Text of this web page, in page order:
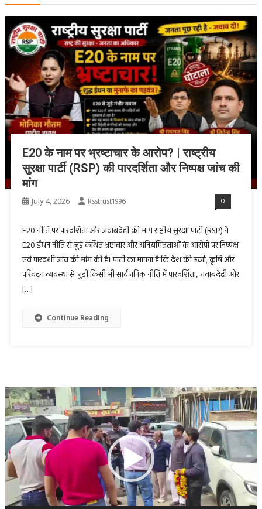
E20 के नाम पर भ्रष्टाचार के आरोप? | राष्ट्रीय
सुरक्षा पार्टी (RSP) की पारदर्शिता और निष्पक्ष जांच की
मांग
July 4, 2026 Rsstrust1996 0
E20 नीति पर पारदर्शिता और जवाबदेही की मांग राष्ट्रीय सुरक्षा पार्टी (RSP) ने
E20 ईंधन नीति से जुड़े कथित भ्रष्टाचार और अनियमितताओं के आरोपों पर निष्पक्ष
एवं पारदर्शी जांच की मांग की है। पार्टी का मानना है कि देश की ऊर्जा, कृषि और
परिवहन व्यवस्था से जुड़ी किसी भी सार्वजनिक नीति में पारदर्शिता, जवाबदेही और
[…]
Continue Reading
Video
Player